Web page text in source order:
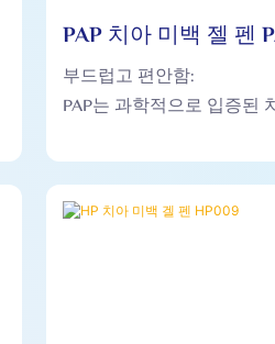
PAP 치아 미백 젤 펜
부드럽고 편안함:
PAP는 과학적으로 입증된
니다. 치아 민감성이나 통